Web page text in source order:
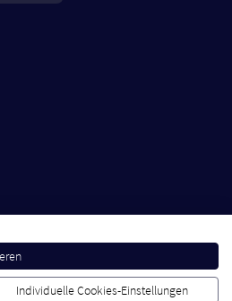
Individuelle Cookies-Einstellungen